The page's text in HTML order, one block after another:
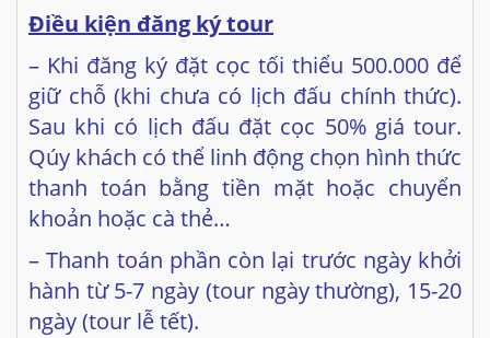
Điều kiện đăng ký tour
– Khi đăng ký đặt cọc tối thiểu 500.000 để
giữ chỗ (khi chưa có lịch đấu chính thức).
Sau khi có lịch đấu đặt cọc 50% giá tour.
Qúy khách có thể linh động chọn hình thức
thanh toán bằng tiền mặt hoặc chuyển
khoản hoặc cà thẻ…
– Thanh toán phần còn lại trước ngày khởi
hành từ 5-7 ngày (tour ngày thường), 15-20
ngày (tour lễ tết).